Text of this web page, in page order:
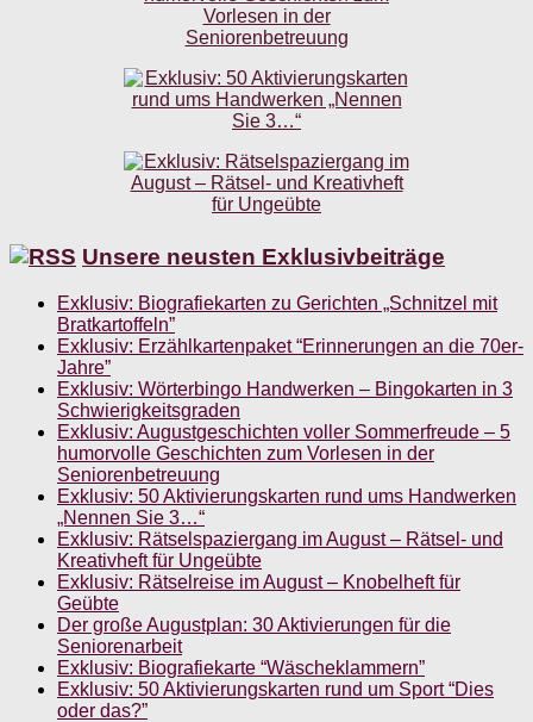
Unsere neusten Exklusivbeiträge
Exklusiv: Biografiekarten zu Gerichten „Schnitzel mit
Bratkartoffeln”
Exklusiv: Erzählkartenpaket “Erinnerungen an die 70er-
Jahre”
Exklusiv: Wörterbingo Handwerken – Bingokarten in 3
Schwierigkeitsgraden
Exklusiv: Augustgeschichten voller Sommerfreude – 5
humorvolle Geschichten zum Vorlesen in der
Seniorenbetreuung
Exklusiv: 50 Aktivierungskarten rund ums Handwerken
„Nennen Sie 3…“
Exklusiv: Rätselspaziergang im August – Rätsel- und
Kreativheft für Ungeübte
Exklusiv: Rätselreise im August – Knobelheft für
Geübte
Der große Augustplan: 30 Aktivierungen für die
Seniorenarbeit
Exklusiv: Biografiekarte “Wäscheklammern”
Exklusiv: 50 Aktivierungskarten rund um Sport “Dies
oder das?”